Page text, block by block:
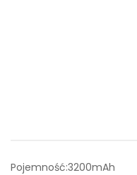
Pojemność:3200mAh